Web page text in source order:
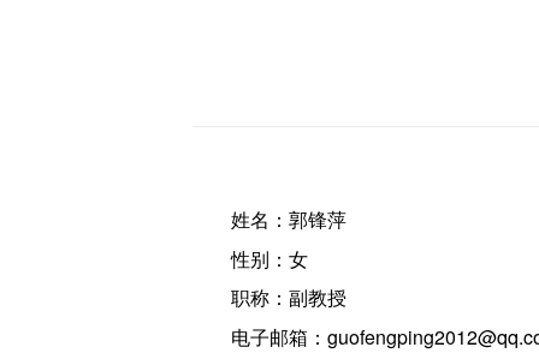
姓名：郭锋萍
性别：女
职称：副教授
电子邮箱：